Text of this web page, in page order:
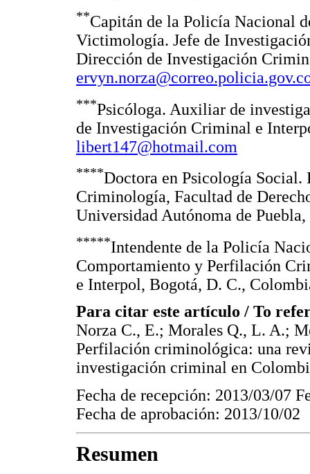
**Capitán de la Policía Nacional
Victimología. Jefe de
Dirección de Investigación
***Psicóloga. Auxiliar de
de Investigación Criminal e
libert147@hotmail.com
****Doctora en Psicología Social.
Criminología, Facultad de
Universidad Autónoma de
*****Intendente de la Policía
Comportamiento y Perfilación
e Interpol, Bogotá, D. C.,
Para citar este artículo / To
Norza C., E.; Morales Q., L. A.;
Perfilación criminológica: una
investigación criminal en
Fecha de recepción: 2013/03/07
Fecha de aprobación: 2013/10/02
Resumen